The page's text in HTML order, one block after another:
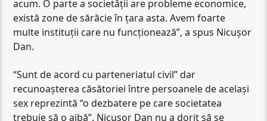
acum. O parte a societății are probleme economice,
există zone de sărăcie în țara asta. Avem foarte
multe instituții care nu funcționează”, a spus Nicușor
Dan.
“Sunt de acord cu parteneriatul civil” dar
recunoașterea căsătoriei între persoanele de același
sex reprezintă “o dezbatere pe care societatea
trebuie să o aibă”. Nicușor Dan nu a dorit să se